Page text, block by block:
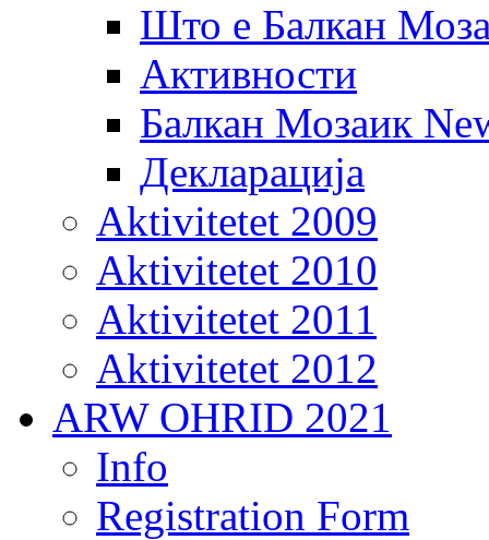
Што е Балкан
Активности
Балкан Мозаик
Декларација
Aktivitetet 2009
Aktivitetet 2010
Aktivitetet 2011
Aktivitetet 2012
ARW OHRID 2021
Info
Registration Form